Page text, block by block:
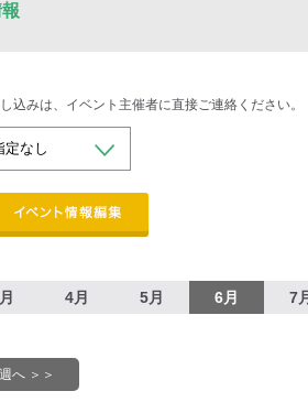
込みは、イベント主催者に直接ご連絡ください。
4月 5月 6月 7
へ ＞＞